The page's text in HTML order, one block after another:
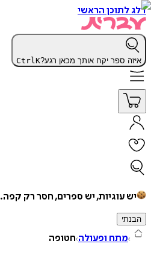
דלג לתוכן הראשי
איזה ספר יקח אותך מכאן רגע? CtrlK
יש עוגיות, יש ספרים, חסר רק קפה.
הבנתי
מתח ופעולה חטופה